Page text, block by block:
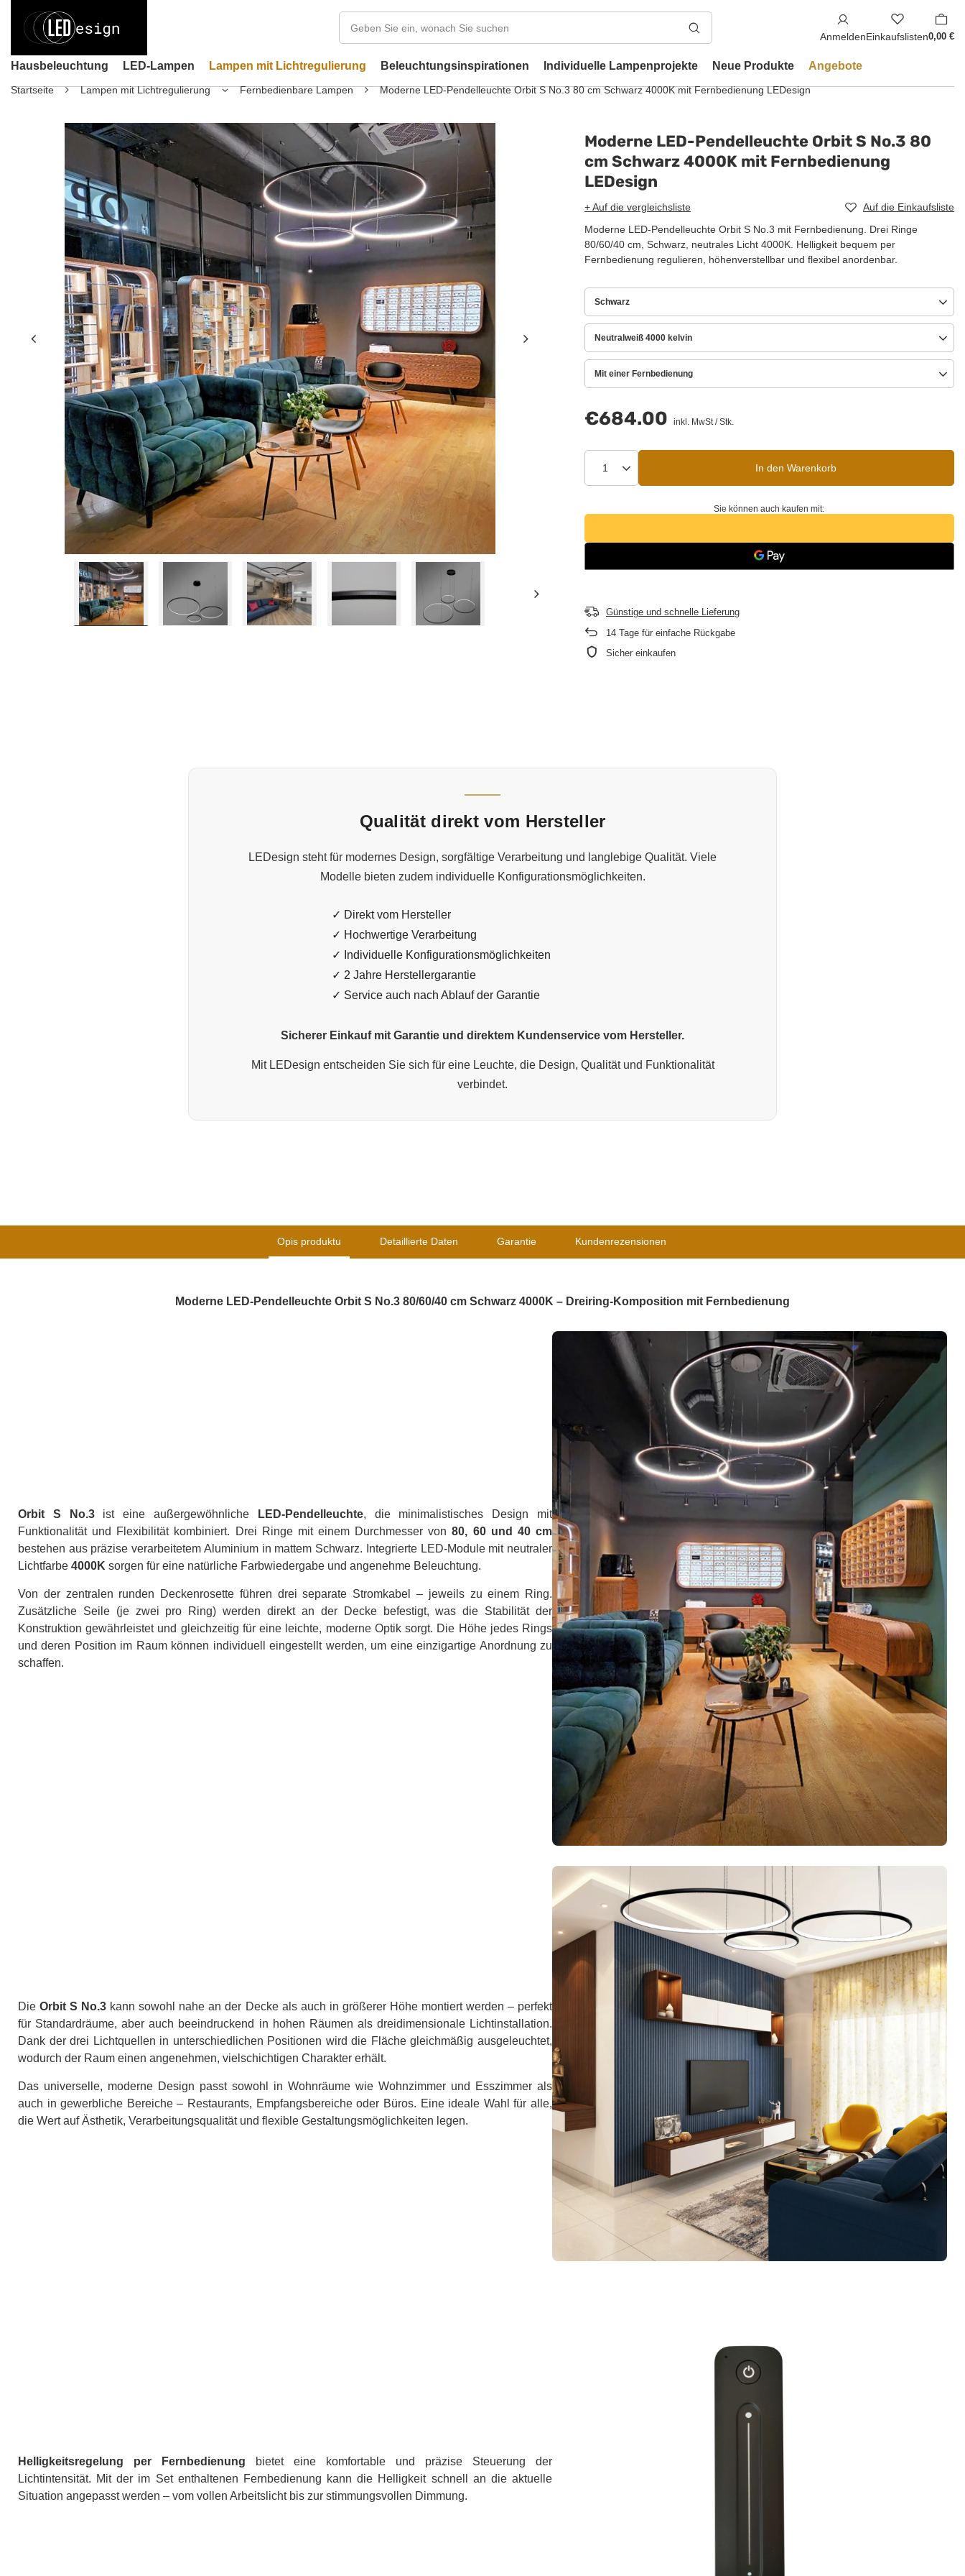
AnmeldenEinkaufslisten0,00 €
Hausbeleuchtung LED-Lampen Lampen mit Lichtregulierung Beleuchtungsinspirationen Individuelle Lampenprojekte Neue Produkte Angebote
Startseite Lampen mit Lichtregulierung Fernbedienbare Lampen Moderne LED-Pendelleuchte Orbit S No.3 80 cm Schwarz 4000K mit Fernbedienung LEDesign
Moderne LED-Pendelleuchte Orbit S No.3 80
cm Schwarz 4000K mit Fernbedienung
LEDesign
+ Auf die vergleichsliste
Auf die Einkaufsliste
Moderne LED-Pendelleuchte Orbit S No.3 mit Fernbedienung. Drei Ringe
80/60/40 cm, Schwarz, neutrales Licht 4000K. Helligkeit bequem per
Fernbedienung regulieren, höhenverstellbar und flexibel anordenbar.
Schwarz
Neutralweiß 4000 kelvin
Mit einer Fernbedienung
€684.00 inkl. MwSt/Stk.
In den Warenkorb
Sie können auch kaufen mit:
Günstige und schnelle Lieferung
14Tage für einfache Rückgabe
Sicher einkaufen
Qualität direkt vom Hersteller
LEDesign steht für modernes Design, sorgfältige Verarbeitung und langlebige Qualität. Viele
Modelle bieten zudem individuelle Konfigurationsmöglichkeiten.
✓ Direkt vom Hersteller
✓ Hochwertige Verarbeitung
✓ Individuelle Konfigurationsmöglichkeiten
✓ 2 Jahre Herstellergarantie
✓ Service auch nach Ablauf der Garantie
Sicherer Einkauf mit Garantie und direktem Kundenservice vom Hersteller.
Mit LEDesign entscheiden Sie sich für eine Leuchte, die Design, Qualität und Funktionalität
verbindet.
Opis produktu Detaillierte Daten Garantie Kundenrezensionen
Moderne LED-Pendelleuchte Orbit S No.3 80/60/40 cm Schwarz 4000K – Dreiring-Komposition mit Fernbedienung
Orbit S No.3ist eine außergewöhnliche LED-Pendelleuchte, die minimalistisches Design mit
Funktionalität und Flexibilität kombiniert. Drei Ringe mit einem Durchmesser von80, 60 und 40 cm
bestehen aus präzise verarbeitetem Aluminium in mattem Schwarz. Integrierte LED-Module mit neutraler
Lichtfarbe 4000K sorgen für eine natürliche Farbwiedergabe und angenehme Beleuchtung.
Von der zentralen runden Deckenrosette führen drei separate Stromkabel – jeweils zu einem Ring.
Zusätzliche Seile (je zwei pro Ring) werden direkt an der Decke befestigt, was die Stabilität der
Konstruktion gewährleistet und gleichzeitig für eine leichte, moderne Optik sorgt. Die Höhe jedes Rings
und deren Position im Raum können individuell eingestellt werden, um eine einzigartige Anordnung zu
schaffen.
DieOrbit S No.3 kann sowohl nahe an der Decke als auch in größerer Höhe montiert werden – perfekt
für Standardräume, aber auch beeindruckend in hohen Räumen als dreidimensionale Lichtinstallation.
Dank der drei Lichtquellen in unterschiedlichen Positionen wird die Fläche gleichmäßig ausgeleuchtet,
wodurch der Raum einen angenehmen, vielschichtigen Charakter erhält.
Das universelle, moderne Design passt sowohl in Wohnräume wie Wohnzimmer und Esszimmer als
auch in gewerbliche Bereiche – Restaurants, Empfangsbereiche oder Büros. Eine ideale Wahl für alle,
die Wert auf Ästhetik, Verarbeitungsqualität und flexible Gestaltungsmöglichkeiten legen.
Helligkeitsregelung per Fernbedienung bietet eine komfortable und präzise Steuerung der
Lichtintensität. Mit der im Set enthaltenen Fernbedienung kann die Helligkeit schnell an die aktuelle
Situation angepasst werden – vom vollen Arbeitslicht bis zur stimmungsvollen Dimmung.